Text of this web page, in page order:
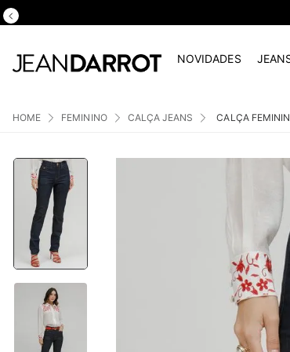
NOVIDADES
FEMININO CALÇA JEANS CALÇA